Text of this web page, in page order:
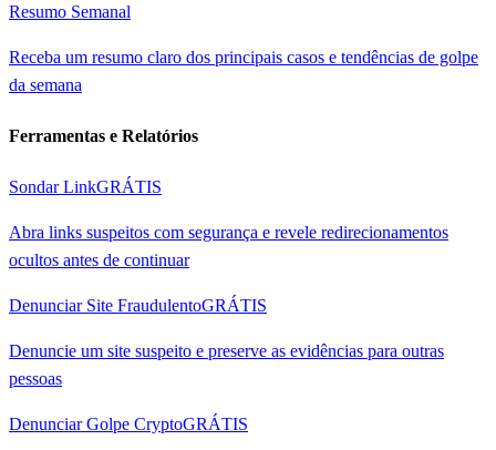
Resumo Semanal
Receba um resumo claro dos principais casos e tendências de golpe
da semana
Ferramentas e Relatórios
Sondar LinkGRÁTIS
Abra links suspeitos com segurança e revele redirecionamentos
ocultos antes de continuar
Denunciar Site FraudulentoGRÁTIS
Denuncie um site suspeito e preserve as evidências para outras
pessoas
Denunciar Golpe CryptoGRÁTIS